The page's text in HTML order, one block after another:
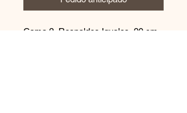
Cama 2 Respaldos Iguales 90 cm